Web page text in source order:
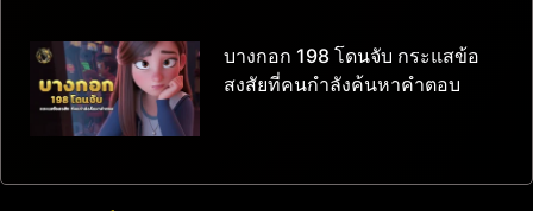
บางกอก 198 โดนจับ กระแสข้อ
สงสัยที่คนกำลังค้นหาคำตอบ